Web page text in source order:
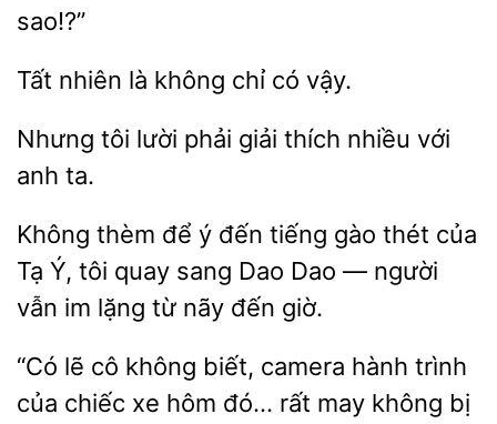
sao!?”
nhiên không có vậy.
Nhưng tôi
phải giải thích nhiều
anh
Không
để ý đến tiếng gào thét của
Tạ
tôi quay sang Dao Dao — người
vẫn im lặng từ
đến giờ.
“Có lẽ cô không biết, camera hành trình
của chiếc xe hôm
may không bị